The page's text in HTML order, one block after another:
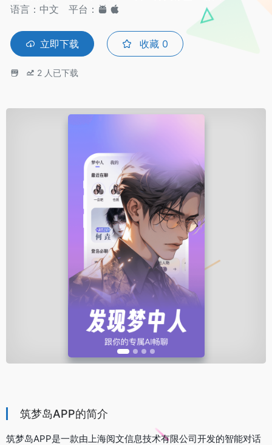
语言：中文
平台：
立即下载 收藏 0
2 人已下载
筑梦岛APP的简介
筑梦岛APP是一款由上海阅文信息技术有限公司开发的智能对话